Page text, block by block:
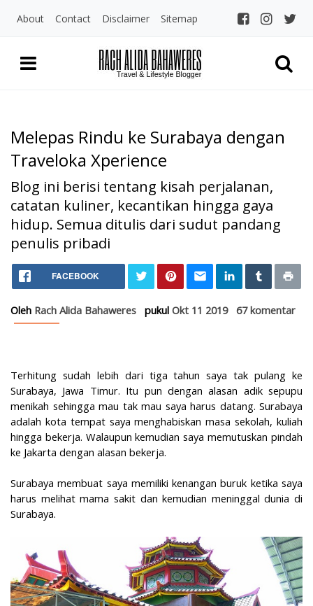
About Contact Disclaimer Sitemap
Melepas Rindu ke Surabaya dengan
Traveloka Xperience
Blog ini berisi tentang kisah perjalanan,
catatan kuliner, kecantikan hingga gaya
hidup. Semua ditulis dari sudut pandang
penulis pribadi
Home
Jalan-Jalan
Melepas Rindu ke
FACEBOOK
Oleh Rach Alida Bahaweres pukul Okt 11 2019 67 komentar
Terhitung sudah lebih dari tiga tahun saya tak pulang ke
Surabaya, Jawa Timur. Itu pun dengan alasan adik sepupu
menikah sehingga mau tak mau saya harus datang. Surabaya
adalah kota tempat saya menghabiskan masa sekolah, kuliah
hingga bekerja. Walaupun kemudian saya memutuskan pindah
ke Jakarta dengan alasan bekerja.
Surabaya membuat saya memiliki kenangan buruk ketika saya
harus melihat mama sakit dan kemudian meninggal dunia di
Surabaya.